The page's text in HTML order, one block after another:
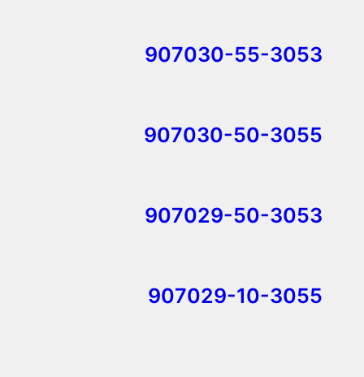
907030-55-3053
907030-50-3055
907029-50-3053
907029-10-3055